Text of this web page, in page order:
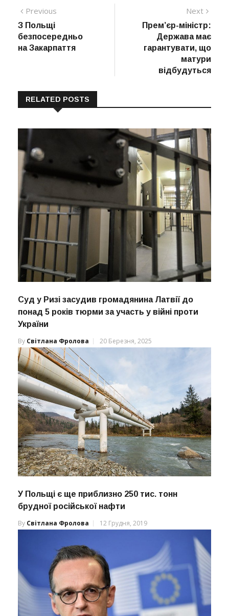
Навігація
записів
Previous
З Польщі
безпосередньо
на Закарпаття
Next
Прем’єр-міністр:
Держава має
гарантувати, що
матури
відбудуться
RELATED POSTS
Суд у Ризі засудив громадянина Латвії до
понад 5 років тюрми за участь у війні проти
України
By Світлана Фролова 20 Березня, 2025
У Польщі є ще приблизно 250 тис. тонн
брудної російської нафти
By Світлана Фролова 12 Грудня, 2019